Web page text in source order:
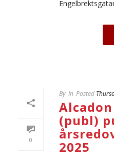
0
By In Posted
(publ)
2025